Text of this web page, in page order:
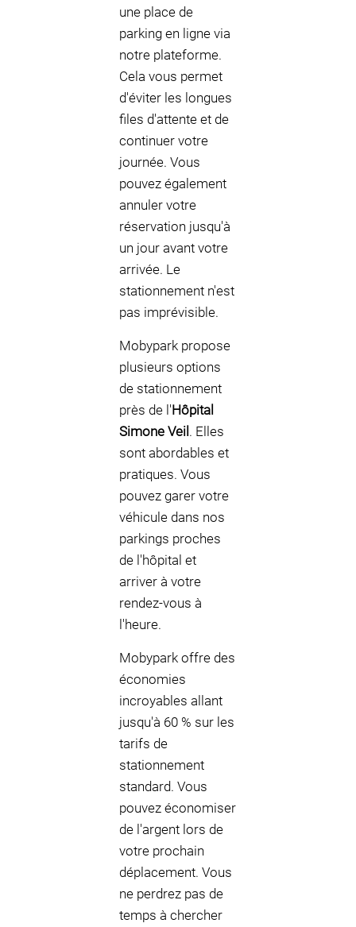
une place de
parking en ligne via
notre plateforme.
Cela vous permet
d'éviter les longues
files d'attente et de
continuer votre
journée. Vous
pouvez également
annuler votre
réservation jusqu'à
un jour avant votre
arrivée. Le
stationnement n'est
pas imprévisible.
Mobypark propose
plusieurs options
de stationnement
près de l'Hôpital
Simone Veil . Elles
sont abordables et
pratiques. Vous
pouvez garer votre
véhicule dans nos
parkings proches
de l'hôpital et
arriver à votre
rendez-vous à
l'heure.
Mobypark offre des
économies
incroyables allant
jusqu'à 60 % sur les
tarifs de
stationnement
standard. Vous
pouvez économiser
de l'argent lors de
votre prochain
déplacement. Vous
ne perdrez pas de
temps à chercher